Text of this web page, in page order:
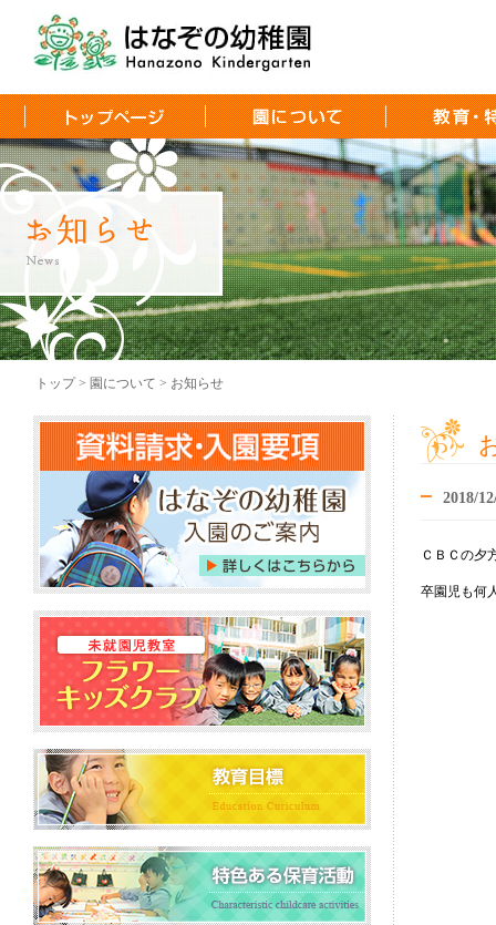
トップ > 園について > お知らせ
2018/
ＣＢＣの夕
卒園児も何